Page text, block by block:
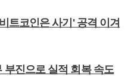
트코인은 사기' 공격 이겨
부진으로 실적 회복 속도